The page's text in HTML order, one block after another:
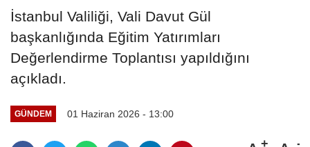
İstanbul Valiliği, Vali Davut Gül
başkanlığında Eğitim Yatırımları
Değerlendirme Toplantısı yapıldığını
açıkladı.
GÜNDEM 01 Haziran 2026 - 13:00